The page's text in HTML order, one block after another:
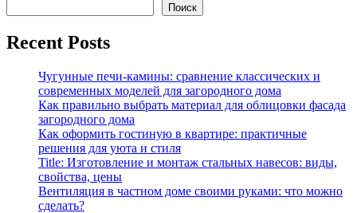
Поиск
Recent Posts
Чугунные печи-камины: сравнение классических и
современных моделей для загородного дома
Как правильно выбрать материал для облицовки фасада
загородного дома
Как оформить гостиную в квартире: практичные
решения для уюта и стиля
Title: Изготовление и монтаж стальных навесов: виды,
свойства, цены
Вентиляция в частном доме своими руками: что можно
сделать?